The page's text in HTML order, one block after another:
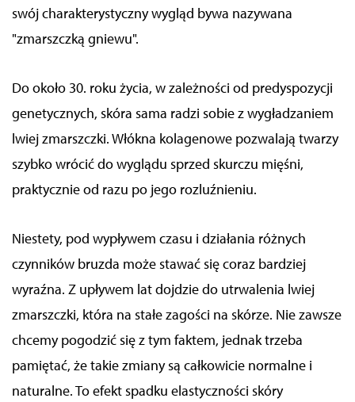
swój charakterystyczny wygląd bywa nazywana
"zmarszczką gniewu".
Do około 30. roku życia, w zależności od predyspozycji
genetycznych, skóra sama radzi sobie z wygładzaniem
lwiej zmarszczki. Włókna kolagenowe pozwalają twarzy
szybko wrócić do wyglądu sprzed skurczu mięśni,
praktycznie od razu po jego rozluźnieniu.
Niestety, pod wypływem czasu i działania różnych
czynników bruzda może stawać się coraz bardziej
wyraźna. Z upływem latdojdzie do utrwalenia lwiej
zmarszczki, która na stałe zagości na skórze. Nie zawsze
chcemy pogodzić się z tym faktem, jednak trzeba
pamiętać, że takie zmiany są całkowicie normalne i
naturalne.To efekt spadku elastyczności skóry